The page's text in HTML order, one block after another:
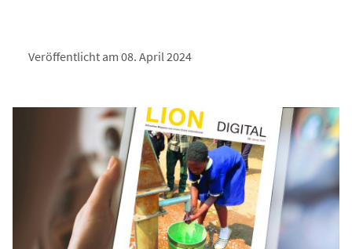
Veröffentlicht am 08. April 2024